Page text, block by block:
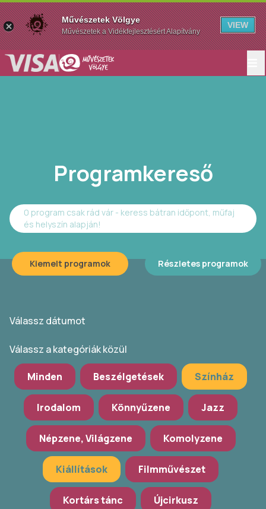
Programkereső
0 program csak rád vár - keress bátran időpont, műfaj
és helyszín alapján!
Kiemelt programok Részletes programok
Válassz dátumot
Válassz a kategóriák közül
Minden Beszélgetések Színház
Irodalom Könnyűzene Jazz
Népzene, Világzene Komolyzene
Kiállítások Filmművészet
Kortárs tánc Újcirkusz
Művészetek Völgye
Művészetek a Vidékfejlesztésért Alapítvány
VIEW